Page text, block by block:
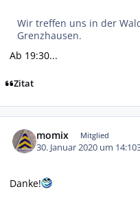
Wir treffen uns in der
Grenzhausen.
Ab 19:30...
Zitat
momix Mitglied
30. Januar 2020 um 14:10
Danke!